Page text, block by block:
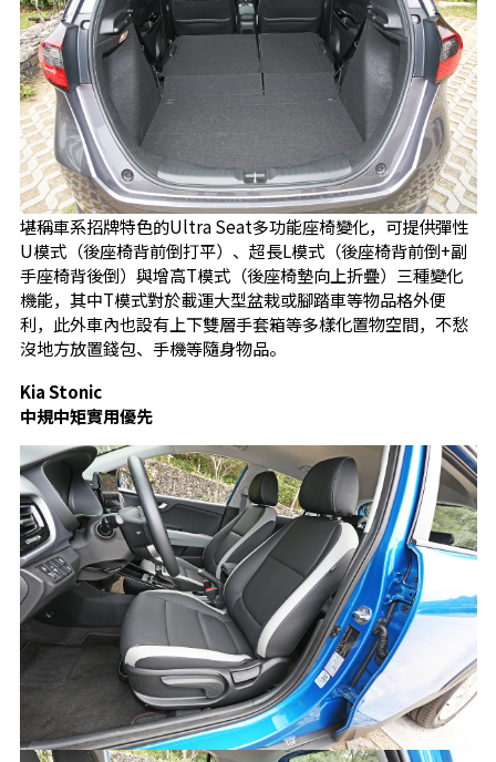
堪稱車系招牌特色的Ultra Seat多功能座椅變化，可提供彈性
U模式（後座椅背前倒打平）、超長L模式（後座椅背前倒+副
手座椅背後倒）與增高T模式（後座椅墊向上折疊）三種變化
機能，其中T模式對於載運大型盆栽或腳踏車等物品格外便
利，此外車內也設有上下雙層手套箱等多樣化置物空間，不愁
沒地方放置錢包、手機等隨身物品。
Kia Stonic
中規中矩實用優先